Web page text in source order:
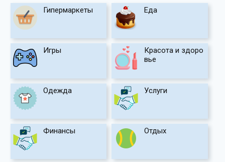
Гипермаркеты Еда
Игры
Красота и здоро
вье
Одежда Услуги
Финансы Отдых